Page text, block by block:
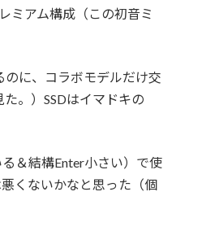
ミアム構成（この初音ミ
に、コラボモデルだけ交
。）SSDはイマドキの
＆結構Enter小さい）で使
くないかなと思った（個